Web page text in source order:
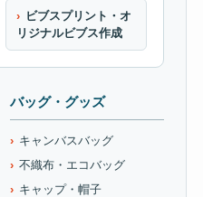
ビブスプリント・オ
リジナルビブス作成
バッグ・グッズ
キャンバスバッグ
不織布・エコバッグ
キャップ・帽子